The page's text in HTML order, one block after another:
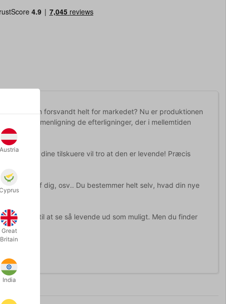
og siden forsvandt helt for markedet? Nu er produktionen
sammenligning de efterligninger, der i mellemtiden
livligt, at dine tilskuere vil tro at den er levende! Præcis
op af dig, osv.. Du bestemmer helt selv, hvad din nye
får den til at se så levende ud som muligt. Men du finder
Austria
Great
Britain
India